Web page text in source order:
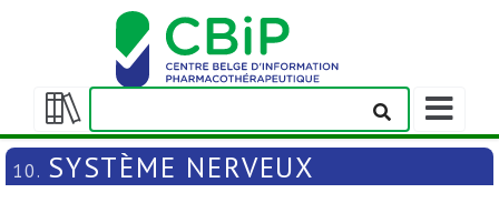
Afficher/masquer
la
table
Afficher/
la
barre
navigation
10. SYSTÈME NERVEUX